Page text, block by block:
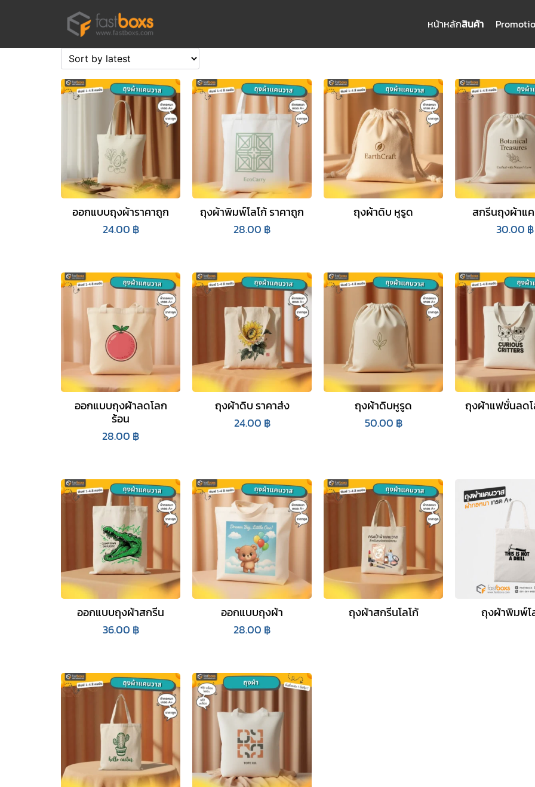
หน้าหลักสินค้า
ออกแบบถุงผ้าราคาถูก
24.00 ฿
ถุงผ้าพิมพ์โลโก้ ราคาถูก
28.00 ฿
ถุงผ้าดิบ หูรูด
สกรีนถุงผ้าแ
30.00 ฿
ออกแบบถุงผ้าลดโลก
ร้อน
28.00 ฿
ถุงผ้าดิบ ราคาส่ง
24.00 ฿
ถุงผ้าดิบหูรูด
50.00 ฿
ถุงผ้าแฟชั่นลด
ออกแบบถุงผ้าสกรีน
36.00 ฿
ออกแบบถุงผ้า
28.00 ฿
ถุงผ้าสกรีนโลโก้ ถุงผ้าพิมพ์โ